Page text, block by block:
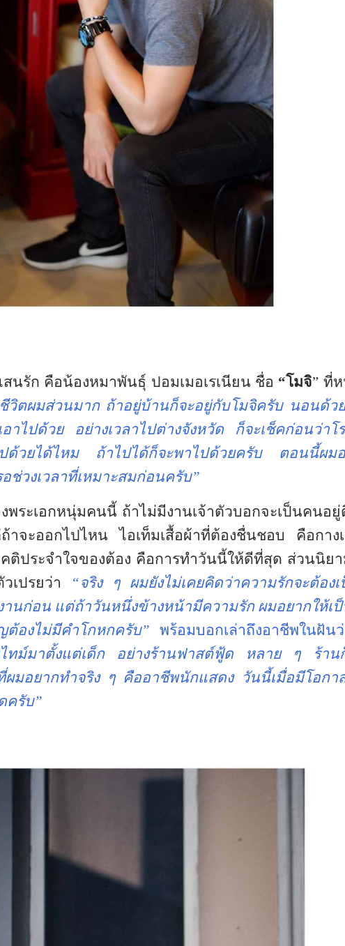
สนรัก คือน้องหมาพันธุ์ ปอมเมอเรเนียน ชื่อ “โมจิ” ที่
วิตผมส่วนมาก ถ้าอยู่บ้านก็จะอยู่กับโมจิครับ นอนด้ว
อาไปด้วย อย่างเวลาไปต่างจังหวัด ก็จะเช็คก่อนว่าโ
ปด้วยได้ไหม ถ้าไปได้ก็จะพาไปด้วยครับ ตอนนี้ผม
ช่วงเวลาที่เหมาะสมก่อนครับ”
พระเอกหนุ่มคนนี้ ถ้าไม่มีงานเจ้าตัวบอกจะเป็นคนอ
าจะออกไปไหน ไอเท็มเสื้อผ้าที่ต้องชื่นชอบ คือกาง
คติประจำใจของต้อง คือการทำวันนี้ให้ดีที่สุด ส่วนนิย
เปรยว่า
“จริง ๆ ผมยังไม่เคยคิดว่าความรักจะต้อง
านก่อน แต่ถ้าวันหนึ่งข้างหน้ามีความรัก ผมอยากให้เ
ต้องไม่มีคำโกหกครับ”
พร้อมบอกเล่าถึงอาชีพในฝัน
ไทม์มาตั้งแต่เด็ก อย่างร้านฟาสต์ฟู้ด หลาย ๆ ร้าน
มอยากทำจริง ๆ คืออาชีพนักแสดง วันนี้เมื่อมีโอกา
ครับ”